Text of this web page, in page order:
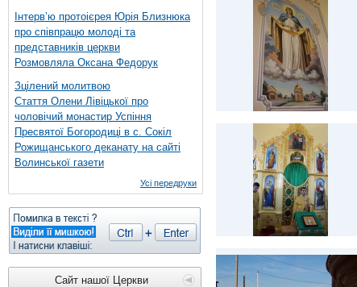
Інтерв’ю протоієрея Юрія Близнюка
про співпрацю молоді та
представників церкви
Розмовляла Оксана Федорук
Зцілений молитвою
Стаття Олени Лівіцької про
чоловічий монастир Успіння
Пресвятої Богородиці в с. Сокіл
Рожищанського деканату на сайті
Волинської газети
Усі передруки
Сайт нашої Церкви